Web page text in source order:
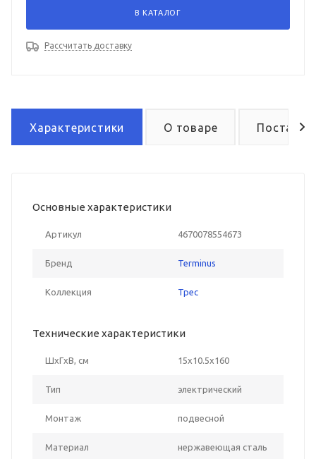
В КАТАЛОГ
Рассчитать доставку
Характеристики О товаре Поставка
Основные характеристики
Артикул 4670078554673
Бренд Terminus
Коллекция Трес
Технические характеристики
ШxГxВ, см 15x10.5x160
Тип электрический
Монтаж подвесной
Материал нержавеющая сталь